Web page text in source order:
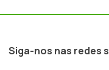
Siga-nos nas redes